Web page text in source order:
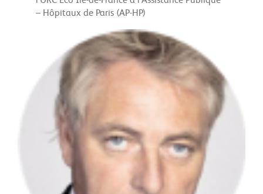
– Hôpitaux de Paris (AP-HP)